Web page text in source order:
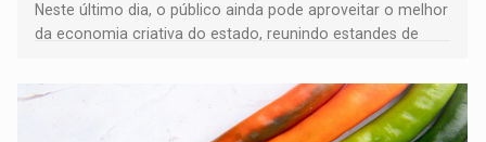
Neste último dia, o público ainda pode aproveitar o melhor
da economia criativa do estado, reunindo estandes de